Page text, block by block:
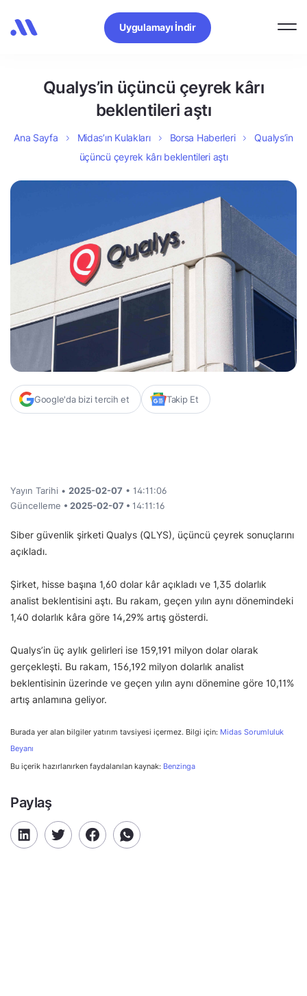
Uygulamayı İndir
Qualys’in üçüncü çeyrek kârı
beklentileri aştı
Ana Sayfa Midas’ın Kulakları Borsa Haberleri
Qualys’in
üçüncü çeyrek kârı beklentileri aştı
Google'da bizi tercih et Takip Et
Yayın Tarihi • 2025-02-07 • 14:11:06
Güncelleme • 2025-02-07 • 14:11:16
Siber güvenlik şirketi Qualys (QLYS), üçüncü çeyrek sonuçlarını
açıkladı.
Şirket, hisse başına 1,60 dolar kâr açıkladı ve 1,35 dolarlık
analist beklentisini aştı. Bu rakam, geçen yılın aynı dönemindeki
1,40 dolarlık kâra göre 14,29% artış gösterdi.
Qualys’in üç aylık gelirleri ise 159,191 milyon dolar olarak
gerçekleşti. Bu rakam, 156,192 milyon dolarlık analist
beklentisinin üzerinde ve geçen yılın aynı dönemine göre 10,11%
artış anlamına geliyor.
Burada yer alan bilgiler yatırım tavsiyesi içermez. Bilgi için: Midas Sorumluluk
Beyanı
Bu içerik hazırlanırken faydalanılan kaynak: Benzinga
Paylaş